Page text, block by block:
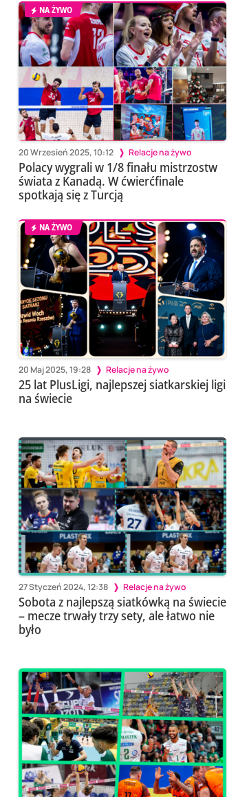
NA ŻYWO
20 Wrzesień 2025, 10:12 Relacje na żywo
Polacy wygrali w 1/8 finału mistrzostw
świata z Kanadą. W ćwierćfinale
spotkają się z Turcją
NA ŻYWO
20 Maj 2025, 19:28 Relacje na żywo
25 lat PlusLigi, najlepszej siatkarskiej ligi
na świecie
27 Styczeń 2024, 12:38 Relacje na żywo
Sobota z najlepszą siatkówką na świecie
– mecze trwały trzy sety, ale łatwo nie
było